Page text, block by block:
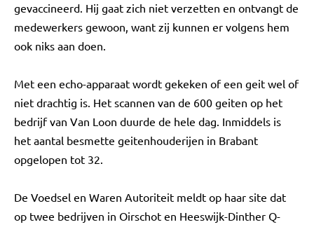
gevaccineerd. Hij gaat zich niet verzetten en ontvangt de
medewerkers gewoon, want zij kunnen er volgens hem
ook niks aan doen.
Met een echo-apparaat wordt gekeken of een geit wel of
niet drachtig is. Het scannen van de 600 geiten op het
bedrijf van Van Loon duurde de hele dag. Inmiddels is
het aantal besmette geitenhouderijen in Brabant
opgelopen tot 32.
De Voedsel en Waren Autoriteit meldt op haar site dat
op twee bedrijven in Oirschot en Heeswijk-Dinther Q-